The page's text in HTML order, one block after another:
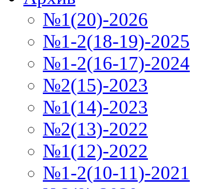
№1(20)-2026
№1-2(18-19)-2025
№1-2(16-17)-2024
№2(15)-2023
№1(14)-2023
№2(13)-2022
№1(12)-2022
№1-2(10-11)-2021